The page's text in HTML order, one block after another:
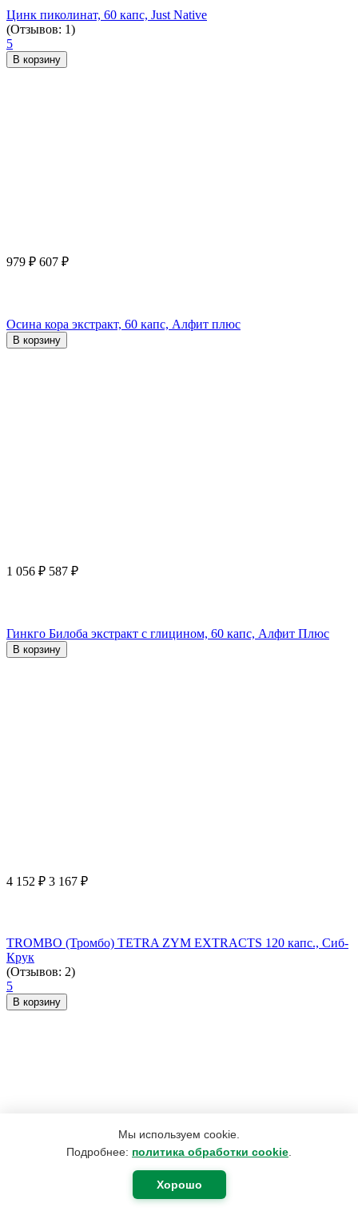
Мы используем cookie.
Подробнее: политика обработки cookie
Хорошо
Цинк пиколинат, 60 капс, Just Native
(Отзывов: 1)
5
В корзину
979 ₽ 607 ₽
Осина кора экстракт, 60 капс, Алфит плюс
В корзину
1 056 ₽ 587 ₽
Гинкго Билоба экстракт с глицином, 60 капс, Алфит Плюс
В корзину
4 152 ₽ 3 167 ₽
TROMBO (Тромбо) TETRA ZYM EXTRACTS 120 капс., Сиб-
Крук
(Отзывов: 2)
5
В корзину